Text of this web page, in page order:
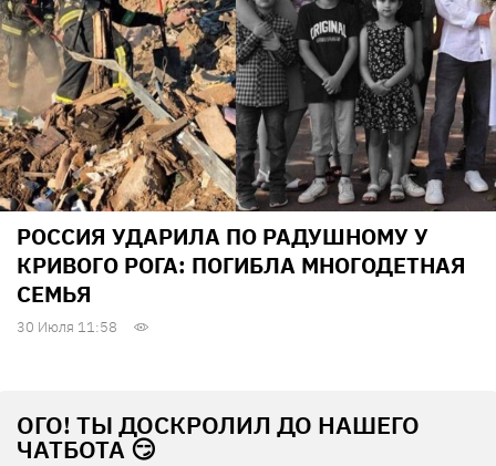
РОССИЯ УДАРИЛА ПО РАДУШНОМУ У
КРИВОГО РОГА: ПОГИБЛА МНОГОДЕТНАЯ
СЕМЬЯ
30 Июля 11:58
ОГО! ТЫ ДОСКРОЛИЛ ДО НАШЕГО
ЧАТБОТА 😏